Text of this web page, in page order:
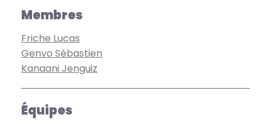
Membres
Friche Lucas
Genvo Sébastien
Kanaani Jenguiz
Équipes